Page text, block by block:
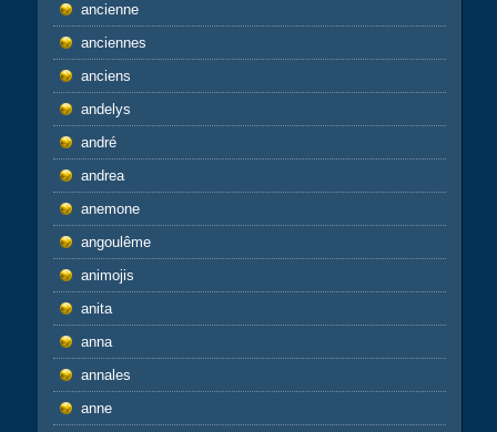
ancienne
anciennes
anciens
andelys
andré
andrea
anemone
angoulême
animojis
anita
anna
annales
anne